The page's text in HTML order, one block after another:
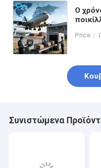
Ο
Price：
Συνιστώμενα